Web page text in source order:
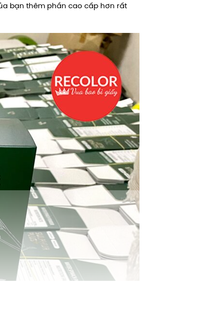
bạn thêm phần cao cấp hơn rất